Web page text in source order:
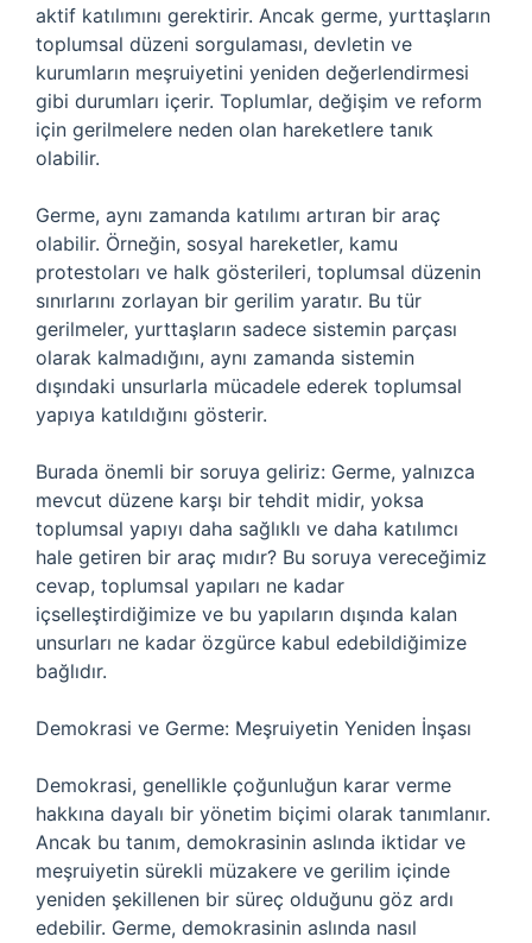
aktif katılımını gerektirir. Ancak germe, yurttaşların
toplumsal düzeni sorgulaması, devletin ve
kurumların meşruiyetini yeniden değerlendirmesi
gibi durumları içerir. Toplumlar, değişim ve reform
için gerilmelere neden olan hareketlere tanık
olabilir.
Germe, aynı zamanda katılımı artıran bir araç
olabilir. Örneğin, sosyal hareketler, kamu
protestoları ve halk gösterileri, toplumsal düzenin
sınırlarını zorlayan bir gerilim yaratır. Bu tür
gerilmeler, yurttaşların sadece sistemin parçası
olarak kalmadığını, aynı zamanda sistemin
dışındaki unsurlarla mücadele ederek toplumsal
yapıya katıldığını gösterir.
Burada önemli bir soruya geliriz: Germe, yalnızca
mevcut düzene karşı bir tehdit midir, yoksa
toplumsal yapıyı daha sağlıklı ve daha katılımcı
hale getiren bir araç mıdır? Bu soruya vereceğimiz
cevap, toplumsal yapıları ne kadar
içselleştirdiğimize ve bu yapıların dışında kalan
unsurları ne kadar özgürce kabul edebildiğimize
bağlıdır.
Demokrasi ve Germe: Meşruiyetin Yeniden İnşası
Demokrasi, genellikle çoğunluğun karar verme
hakkına dayalı bir yönetim biçimi olarak tanımlanır.
Ancak bu tanım, demokrasinin aslında iktidar ve
meşruiyetin sürekli müzakere ve gerilim içinde
yeniden şekillenen bir süreç olduğunu göz ardı
edebilir. Germe, demokrasinin aslında nasıl